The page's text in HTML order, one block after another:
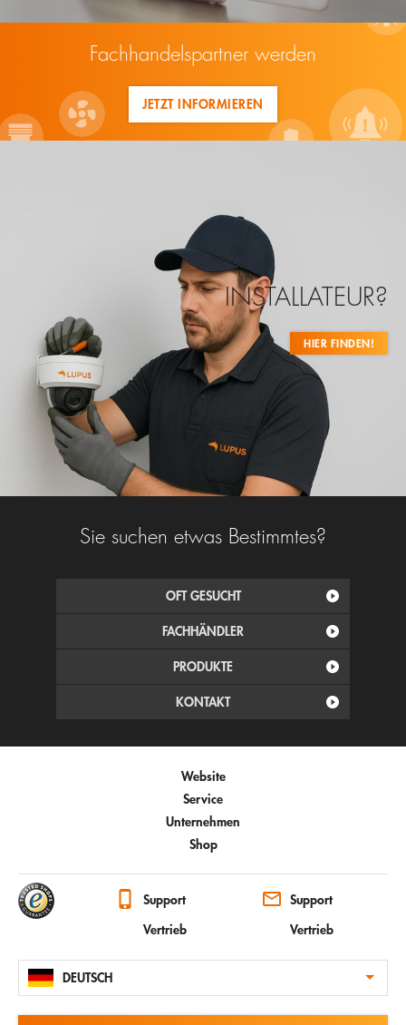
Fachhandelspartner werden
JETZT INFORMIEREN
INSTALLATEUR?
HIER FINDEN!
Sie suchen etwas Bestimmtes?
OFT GESUCHT
FACHHÄNDLER
PRODUKTE
KONTAKT
Website
Service
Unternehmen
Shop
Support
Vertrieb
Support
Vertrieb
DEUTSCH